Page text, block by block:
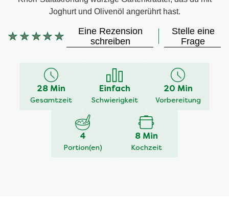
Joghurt und Olivenöl angerührt hast.
Keine
abgegeben
Eine Rezension
schreiben
Stelle eine
Frage
28 Min
Gesamtzeit
Einfach
Schwierigkeit
20 Min
Vorbereitung
4
Portion(en)
8 Min
Kochzeit